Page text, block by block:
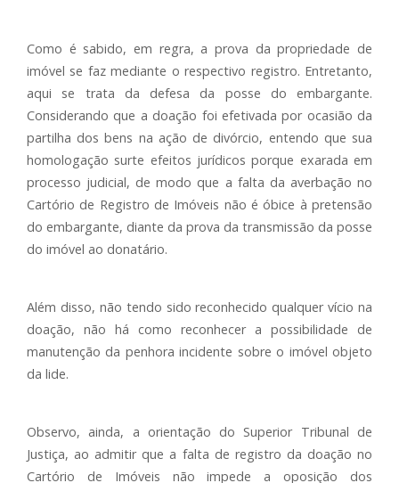
Como é sabido, em regra, a prova da propriedade de
imóvel se faz mediante o respectivo registro. Entretanto,
aqui se trata da defesa da posse do embargante.
Considerando que a doação foi efetivada por ocasião da
partilha dos bens na ação de divórcio, entendo que sua
homologação surte efeitos jurídicos porque exarada em
processo judicial, de modo que a falta da averbação no
Cartório de Registro de Imóveis não é óbice à pretensão
do embargante, diante da prova da transmissão da posse
do imóvel ao donatário.
Além disso, não tendo sido reconhecido qualquer vício na
doação, não há como reconhecer a possibilidade de
manutenção da penhora incidente sobre o imóvel objeto
da lide.
Observo, ainda, a orientação do Superior Tribunal de
Justiça, ao admitir que a falta de registro da doação no
Cartório de Imóveis não impede a oposição dos